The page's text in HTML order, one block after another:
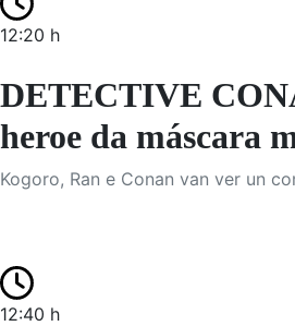
12:20 h
DETECTIVE
heroe da máscara
Kogoro, Ran e Conan van ver un
12:40 h